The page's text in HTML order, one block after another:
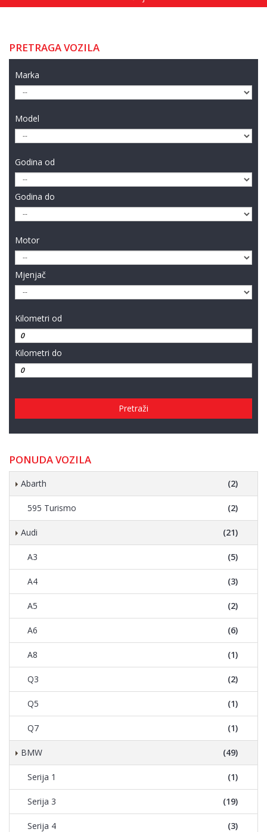
PRETRAGA VOZILA
Marka
Model
Godina od
Godina do
Motor
Mjenjač
Kilometri od
Kilometri do
Pretraži
PONUDA VOZILA
Abarth (2)
595 Turismo (2)
Audi (21)
A3 (5)
A4 (3)
A5 (2)
A6 (6)
A8 (1)
Q3 (2)
Q5 (1)
Q7 (1)
BMW (49)
Serija 1 (1)
Serija 3 (19)
Serija 4 (3)